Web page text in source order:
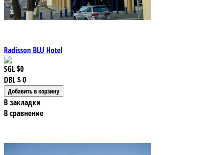
Radisson BLU Hotel
SGL$0
DBL$ 0
В закладки
В сравнение